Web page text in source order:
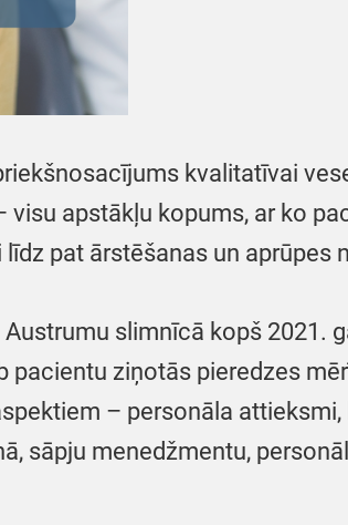
kvalitatīvai
visu apstākļu kopums, ar ko
pat ārstēšanas un aprūpes
slimnīcā kopš 2021.
pacientu ziņotās pieredzes
– personāla
sāpju menedžmentu,